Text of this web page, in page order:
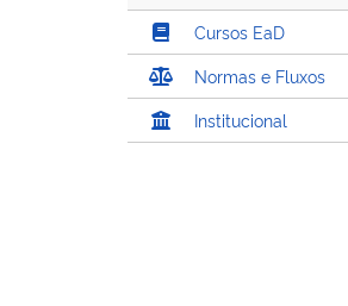
Cursos EaD
Normas e Fluxos
Institucional